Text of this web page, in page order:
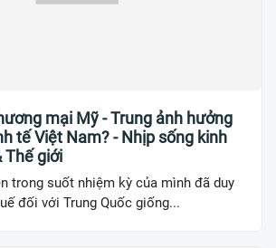
mại Mỹ - Trung ảnh hưởng
tế Việt Nam? - Nhịp sống kinh
Thế giới
trong suốt nhiệm kỳ của mình đã duy
đối với Trung Quốc giống...